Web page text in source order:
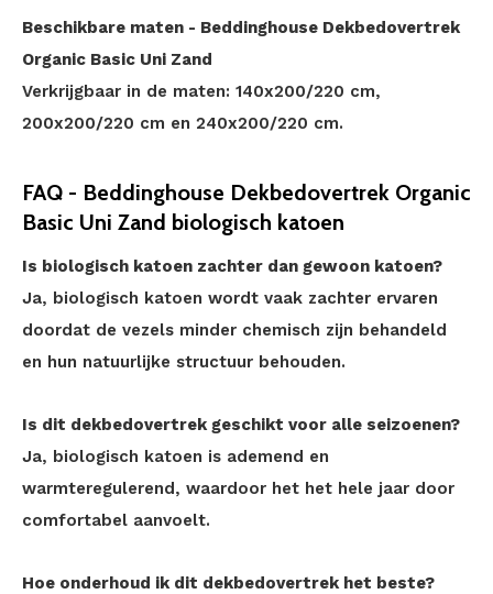
Beschikbare maten - Beddinghouse Dekbedovertrek
Organic Basic Uni Zand
Verkrijgbaar in de maten: 140x200/220 cm,
200x200/220 cm en 240x200/220 cm.
FAQ - Beddinghouse Dekbedovertrek Organic
Basic Uni Zand biologisch katoen
Is biologisch katoen zachter dan gewoon katoen?
Ja, biologisch katoen wordt vaak zachter ervaren
doordat de vezels minder chemisch zijn behandeld
en hun natuurlijke structuur behouden.
Is dit dekbedovertrek geschikt voor alle seizoenen?
Ja, biologisch katoen is ademend en
warmteregulerend, waardoor het het hele jaar door
comfortabel aanvoelt.
Hoe onderhoud ik dit dekbedovertrek het beste?